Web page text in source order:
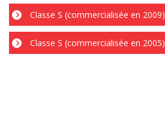
Classe S (commercialisée en 2009)
Classe S (commercialisée en 2005)